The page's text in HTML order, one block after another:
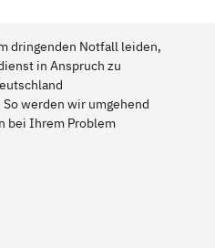
dringenden Notfall leiden,
in Anspruch zu
werden wir umgehend
bei Ihrem Problem